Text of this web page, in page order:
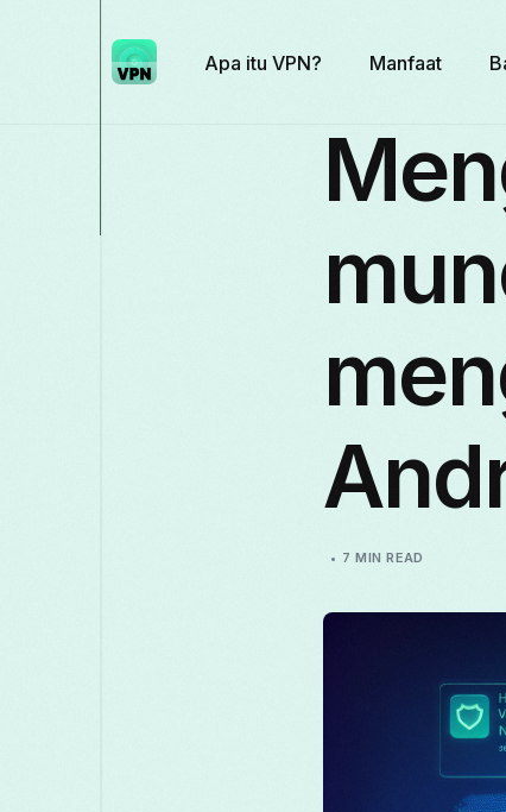
Apa itu VPN? Manfaat
7 MIN READ